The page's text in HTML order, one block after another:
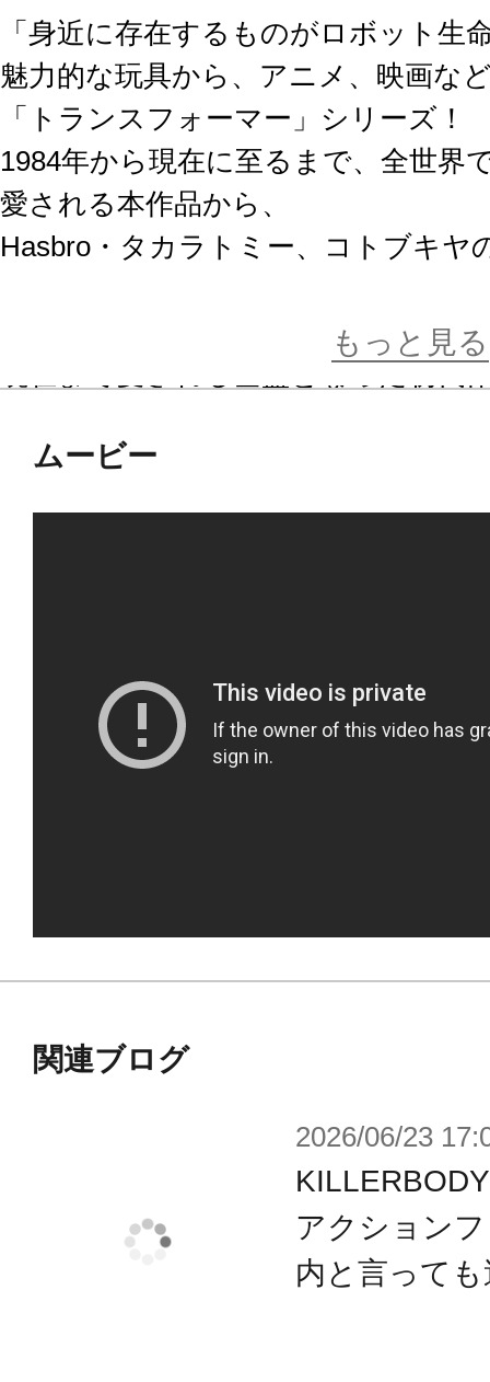
「身近に存在するものがロボット生
魅力的な玩具から、アニメ、映画な
「トランスフォーマー」シリーズ！
1984年から現在に至るまで、全世界
愛される本作品から、
Hasbro・タカラトミー、コトブキヤ
山下しゅんや氏がBISHOUJO姿にア
に代わったコンテナ部分を筆頭に、
オリジナルデザインの印象を大事に
ザイン。
マーク。
さあ、たたかいの時間だ！
※画像は試作品のものです。実際の
※Prototype shown is not final,
もっと見る
ムービー
関連ブログ
2026/06/23
アクション
内と言って